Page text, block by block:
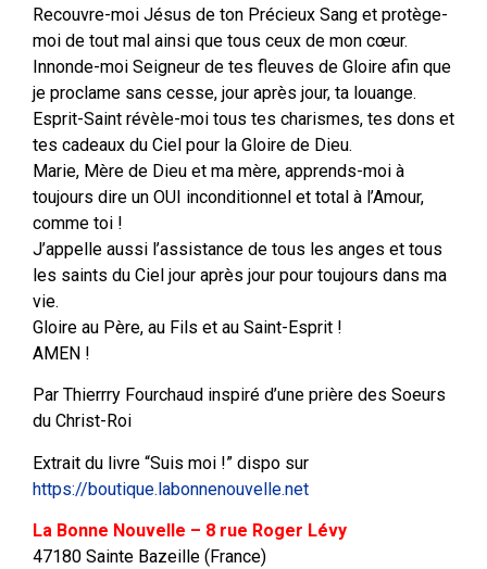
Recouvre-moi Jésus de ton Précieux Sang et protège-
moi de tout mal ainsi que tous ceux de mon cœur.
Innonde-moi Seigneur de tes fleuves de Gloire afin que
je proclame sans cesse, jour après jour, ta louange.
Esprit-Saint révèle-moi tous tes charismes, tes dons et
tes cadeaux du Ciel pour la Gloire de Dieu.
Marie, Mère de Dieu et ma mère, apprends-moi à
toujours dire un OUI inconditionnel et total à l’Amour,
comme toi !
J’appelle aussi l’assistance de tous les anges et tous
les saints du Ciel jour après jour pour toujours dans ma
vie.
Gloire au Père, au Fils et au Saint-Esprit !
AMEN !
Par Thierrry Fourchaud inspiré d’une prière des Soeurs
du Christ-Roi
Extrait du livre “Suis moi !” dispo sur
https://boutique.labonnenouvelle.net
La Bonne Nouvelle – 8 rue Roger Lévy
47180 Sainte Bazeille (France)